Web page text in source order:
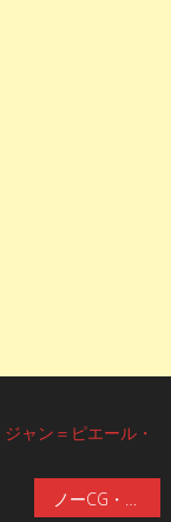
ジャン＝ピエール・
ノーCG・ノー特殊メイク・ノージャンプスケアーこれぞJホラー！場面写真一挙8点解禁！第2回日本ホラー映画大賞・大賞受賞監督作品『ミッシング・チャイルド・ビデオテープ』1/24(金)公開